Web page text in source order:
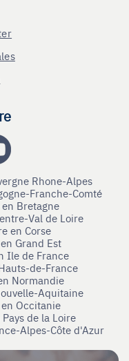
Rhone-Alpes
Franche-Comté
Bretagne
Val de Loire
en Corse
Grand Est
Ile de France
de-France
Normandie
Aquitaine
Occitanie
de la Loire
Alpes-Côte d'Azur